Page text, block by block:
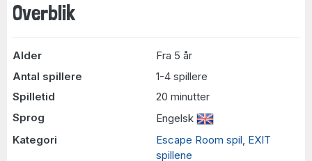
Overblik
Alder
Fra 5 år
Antal spillere
1-4 spillere
Spilletid
20 minutter
Sprog
Engelsk
Kategori
Escape Room spil, EXIT
spillene